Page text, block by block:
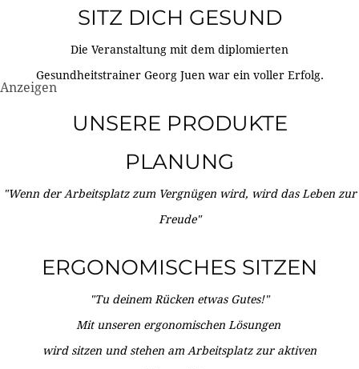
SITZ DICH GESUND
Die Veranstaltung mit dem diplomierten
Gesundheitstrainer Georg Juen war ein voller Erfolg.
Anzeigen
UNSERE PRODUKTE
PLANUNG
"Wenn der Arbeitsplatz zum Vergnügen wird, wird das Leben zur
Freude"
ERGONOMISCHES SITZEN
"Tu deinem Rücken etwas Gutes!"
Mit unseren ergonomischen Lösungen
wird sitzen und stehen am Arbeitsplatz zur aktiven